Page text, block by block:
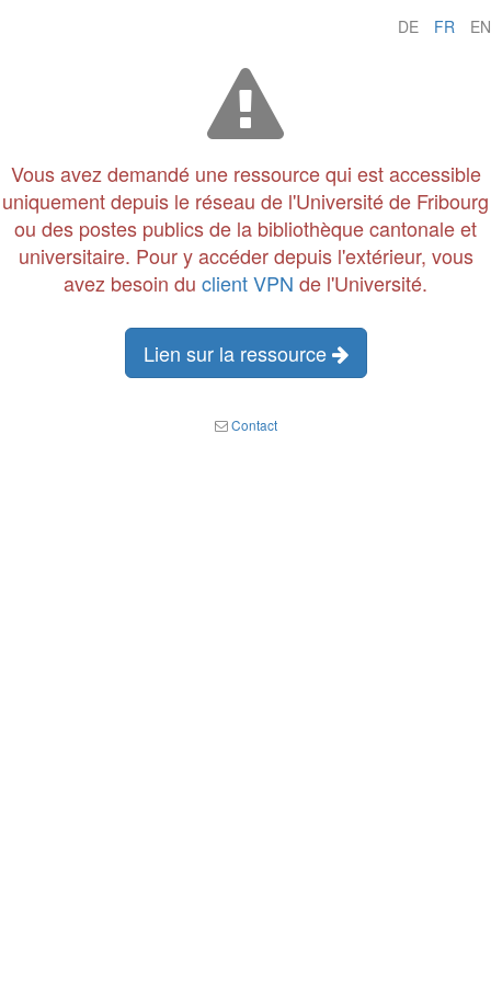
DE FR EN
Vous avez demandé une ressource qui est accessible
uniquement depuis le réseau de l'Université de Fribourg
ou des postes publics de la bibliothèque cantonale et
universitaire. Pour y accéder depuis l'extérieur, vous
avez besoin du client VPN de l'Université.
Lien sur la ressource
Contact